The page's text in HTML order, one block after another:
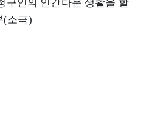
구인의 인간다운 생활을 할
(소극)